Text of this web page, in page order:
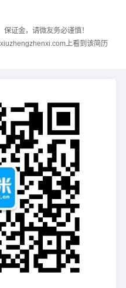
证金，请微友务必谨慎！
上看到该简历